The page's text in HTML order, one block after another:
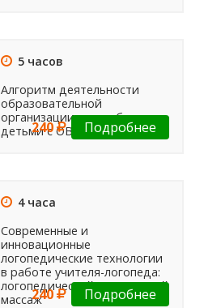
5 часов
Алгоритм деятельности
образовательной
организации при работе с
детьми с ОВЗ
240 Подробнее
4 часа
Современные и
инновационные
логопедические технологии
в работе учителя-логопеда:
логопедический и пальцевой
массаж240 Подробнее